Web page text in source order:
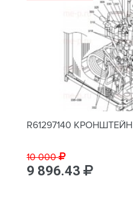
R61297140 КРОНШТЕЙН
10 000
9 896.43